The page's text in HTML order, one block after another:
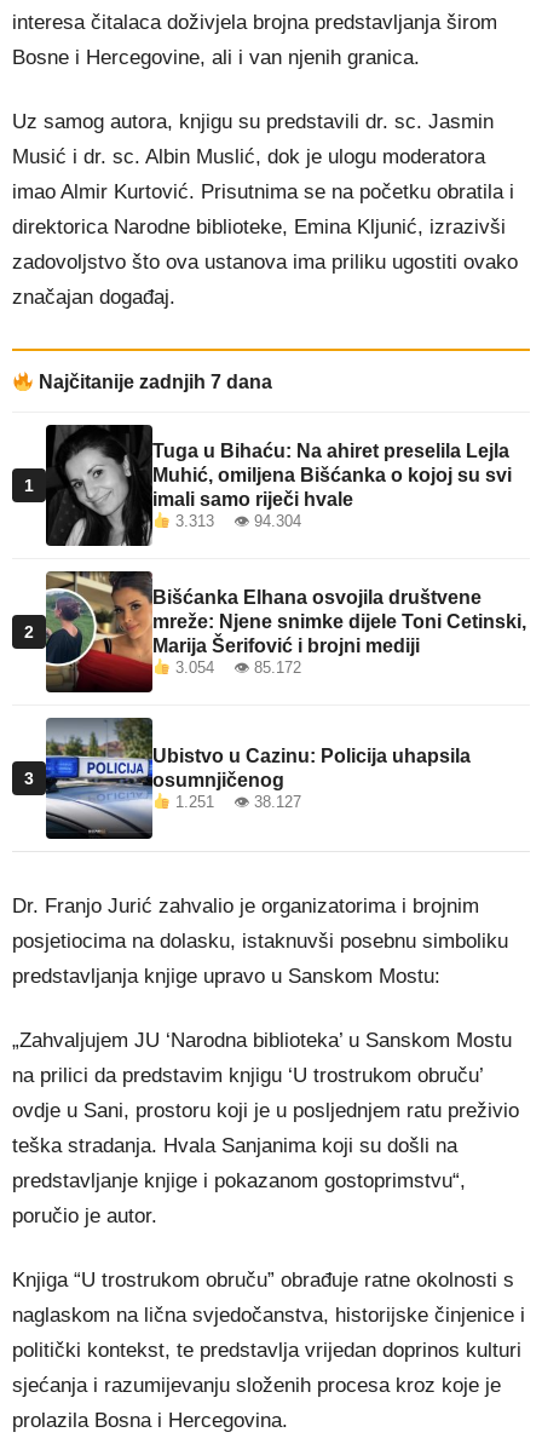
interesa čitalaca doživjela brojna predstavljanja širom
Bosne i Hercegovine, ali i van njenih granica.
Uz samog autora, knjigu su predstavili dr. sc. Jasmin
Musić i dr. sc. Albin Muslić, dok je ulogu moderatora
imao Almir Kurtović. Prisutnima se na početku obratila i
direktorica Narodne biblioteke, Emina Kljunić, izrazivši
zadovoljstvo što ova ustanova ima priliku ugostiti ovako
značajan događaj.
Najčitanije zadnjih 7 dana
1
Tuga u Bihaću: Na ahiret preselila Lejla
Muhić, omiljena Bišćanka o kojoj su svi
imali samo riječi hvale
3.313 👁 94.304
2
Bišćanka Elhana osvojila društvene
mreže: Njene snimke dijele Toni Cetinski,
Marija Šerifović i brojni mediji
3.054 👁 85.172
3
Ubistvo u Cazinu: Policija uhapsila
osumnjičenog
1.251 👁 38.127
Dr. Franjo Jurić zahvalio je organizatorima i brojnim
posjetiocima na dolasku, istaknuvši posebnu simboliku
predstavljanja knjige upravo u Sanskom Mostu:
„Zahvaljujem JU ‘Narodna biblioteka’ u Sanskom Mostu
na prilici da predstavim knjigu ‘U trostrukom obruču’
ovdje u Sani, prostoru koji je u posljednjem ratu preživio
teška stradanja. Hvala Sanjanima koji su došli na
predstavljanje knjige i pokazanom gostoprimstvu“,
poručio je autor.
Knjiga “U trostrukom obruču” obrađuje ratne okolnosti s
naglaskom na lična svjedočanstva, historijske činjenice i
politički kontekst, te predstavlja vrijedan doprinos kulturi
sjećanja i razumijevanju složenih procesa kroz koje je
prolazila Bosna i Hercegovina.